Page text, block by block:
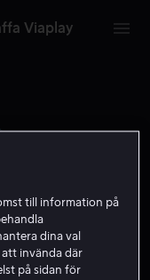
Viaplay
till information på
dina val
invända där
på sidan för